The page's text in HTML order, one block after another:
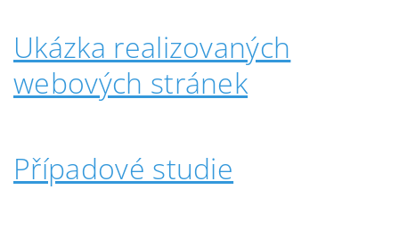
Ukázka realizovaných
webových stránek
Případové studie